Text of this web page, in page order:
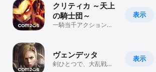
表示
クリティカ ～天上
の騎士団～
一騎当千アクション
表示
ヴェンデッタ
剣ひとつで、大乱戦を